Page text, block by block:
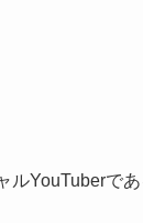
YouTuberであ